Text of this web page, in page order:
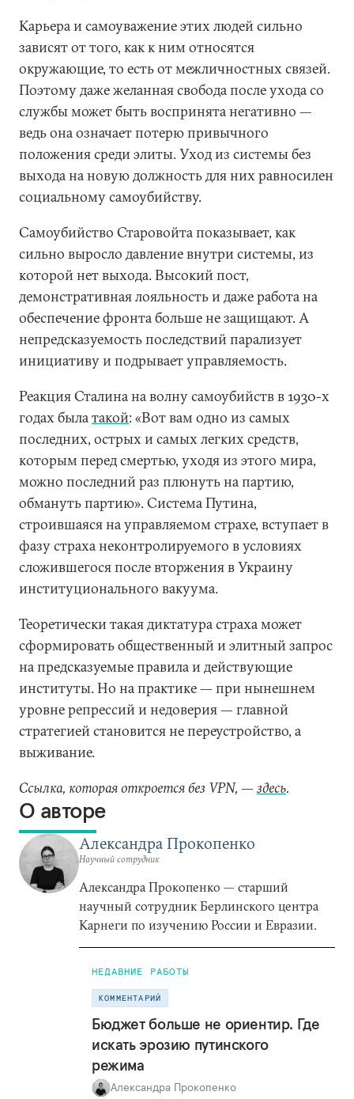
Карьера и самоуважение этих людей сильно
зависят от того, как к ним относятся
окружающие, то есть от межличностных связей.
Поэтому даже желанная свобода после ухода со
службы может быть воспринята негативно —
ведь она означает потерю привычного
положения среди элиты. Уход из системы без
выхода на новую должность для них равносилен
социальному самоубийству.
Самоубийство Старовойта показывает, как
сильно выросло давление внутри системы, из
которой нет выхода. Высокий пост,
демонстративная лояльность и даже работа на
обеспечение фронта больше не защищают. А
непредсказуемость последствий парализует
инициативу и подрывает управляемость.
Реакция Сталина на волну самоубийств в 1930-х
годах былатакой: «Вот вам одно из самых
последних, острых и самых легких средств,
которым перед смертью, уходя из этого мира,
можно последний раз плюнуть на партию,
обмануть партию». Система Путина,
строившаяся на управляемом страхе, вступает в
фазу страха неконтролируемого в условиях
сложившегося после вторжения в Украину
институционального вакуума.
Теоретически такая диктатура страха может
сформировать общественный и элитный запрос
на предсказуемые правила и действующие
институты. Но на практике — при нынешнем
уровне репрессий и недоверия — главной
стратегией становится не переустройство, а
выживание.
Ссылка, которая откроется без VPN, —здесь.
О авторе
Александра Прокопенко
Научный сотрудник
Александра Прокопенко — старший
научный сотрудник Берлинского центра
Карнеги по изучению России и Евразии.
НЕДАВНИЕ РАБОТЫ
КОММЕНТАРИЙ
Бюджет больше не ориентир. Где
искать эрозию путинского
режима
Александра Прокопенко